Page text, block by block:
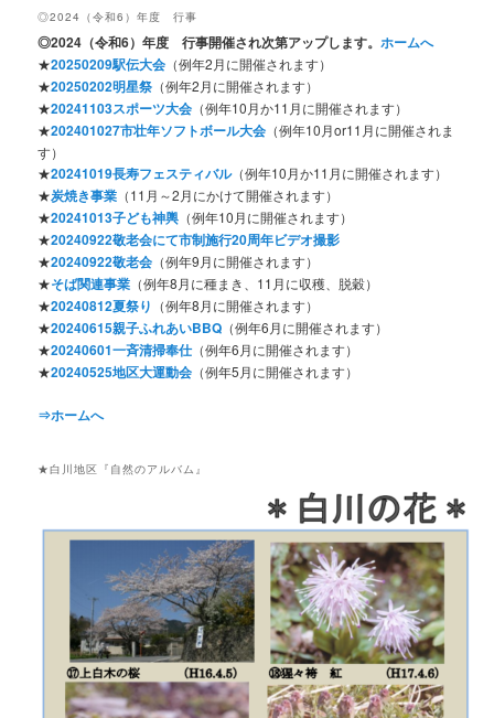
◎2024（令和6）年度 行事
◎2024 （令和6）年度 行事開催され次第アップします。ホームへ
★20250209駅伝大会 （例年2月に開催されます）
★20250202明星祭 （例年2月に開催されます）
★20241103スポーツ大会 （例年10月か11月に開催されます）
★202401027市壮年ソフトボール大会 （例年10月or11月に開催されま
す）
★20241019長寿フェスティバル（例年10月か11月に開催されます）
★炭焼き事業 （11月～2月にかけて開催されます）
★20241013子ども神輿 （例年10月に開催されます）
★20240922敬老会にて市制施行20周年ビデオ撮影
★20240922敬老会 （例年9月に開催されます）
★そば関連事業 （例年8月に種まき、11月に収穫、脱穀）
★20240812夏祭り （例年8月に開催されます）
★20240615親子ふれあいBBQ （例年6月に開催されます）
★20240601一斉清掃奉仕（例年6月に開催されます）
★20240525地区大運動会 （例年5月に開催されます）
⇒ホームへ
★白川地区『自然のアルバム』